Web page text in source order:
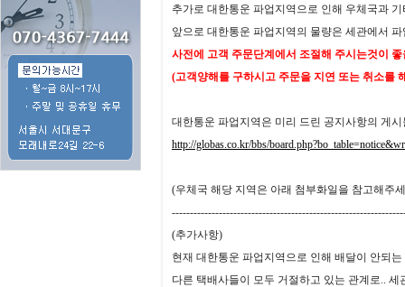
추가로 대한통운 파업지역으로 인해 우체국과
앞으로 대한통운 파업지역의 물량은 세관에서
사전에 고객 주문단계에서 조절해 주시는것이
(고객양해를 구하시고 주문을 지연 또는 취소를
대한통운 파업지역은 미리 드린 공지사항의 게
http://globas.co.kr/bbs/
(우체국 해당 지역은 아래 첨부화일을 참고해주
(추가사항)
현재 대한통운 파업지역으로 인해 배달이 안되
다른 택배사들이 모두 거절하고 있는 관계로.. 세